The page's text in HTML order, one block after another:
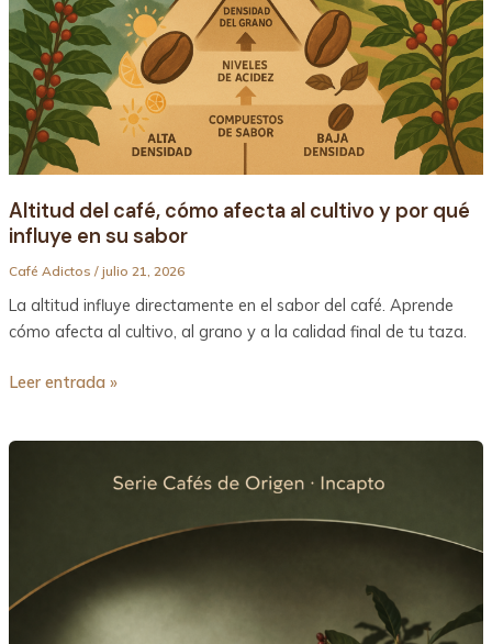
Altitud del café, cómo afecta al cultivo y por qué
influye en su sabor
Café Adictos / julio 21, 2026
La altitud influye directamente en el sabor del café. Aprende
cómo afecta al cultivo, al grano y a la calidad final de tu taza.
cultivo
y
por
qué
influye
en
sabor
Leer entrada »
Café
grano
–